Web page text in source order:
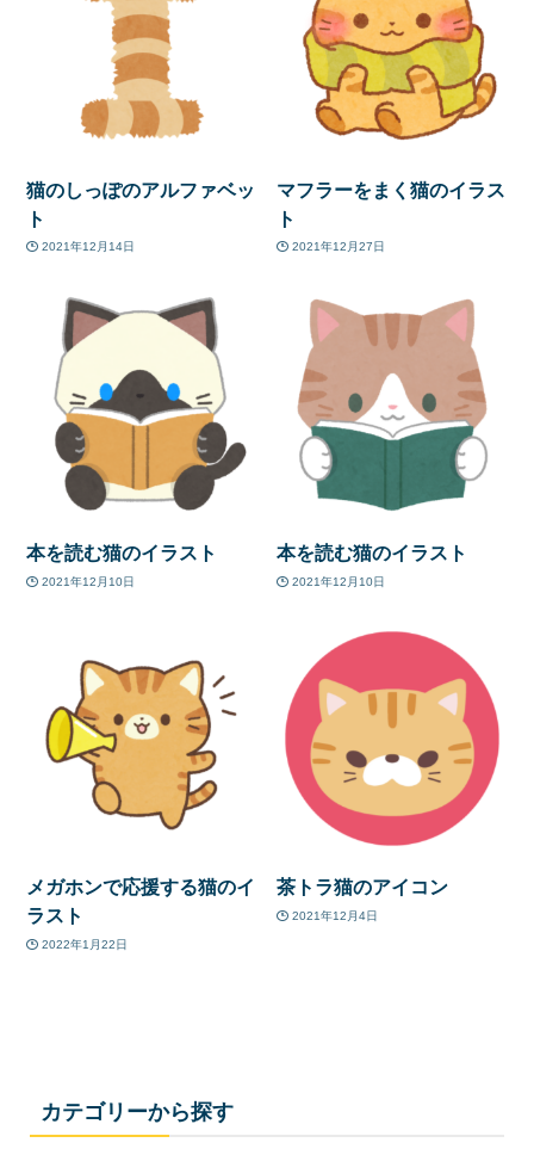
猫のしっぽのアルファベッ
ト
2021年12月14日
マフラーをまく猫のイラス
ト
2021年12月27日
本を読む猫のイラスト
2021年12月10日
本を読む猫のイラスト
2021年12月10日
メガホンで応援する猫のイ
ラスト
2022年1月22日
茶トラ猫のアイコン
2021年12月4日
カテゴリーから探す